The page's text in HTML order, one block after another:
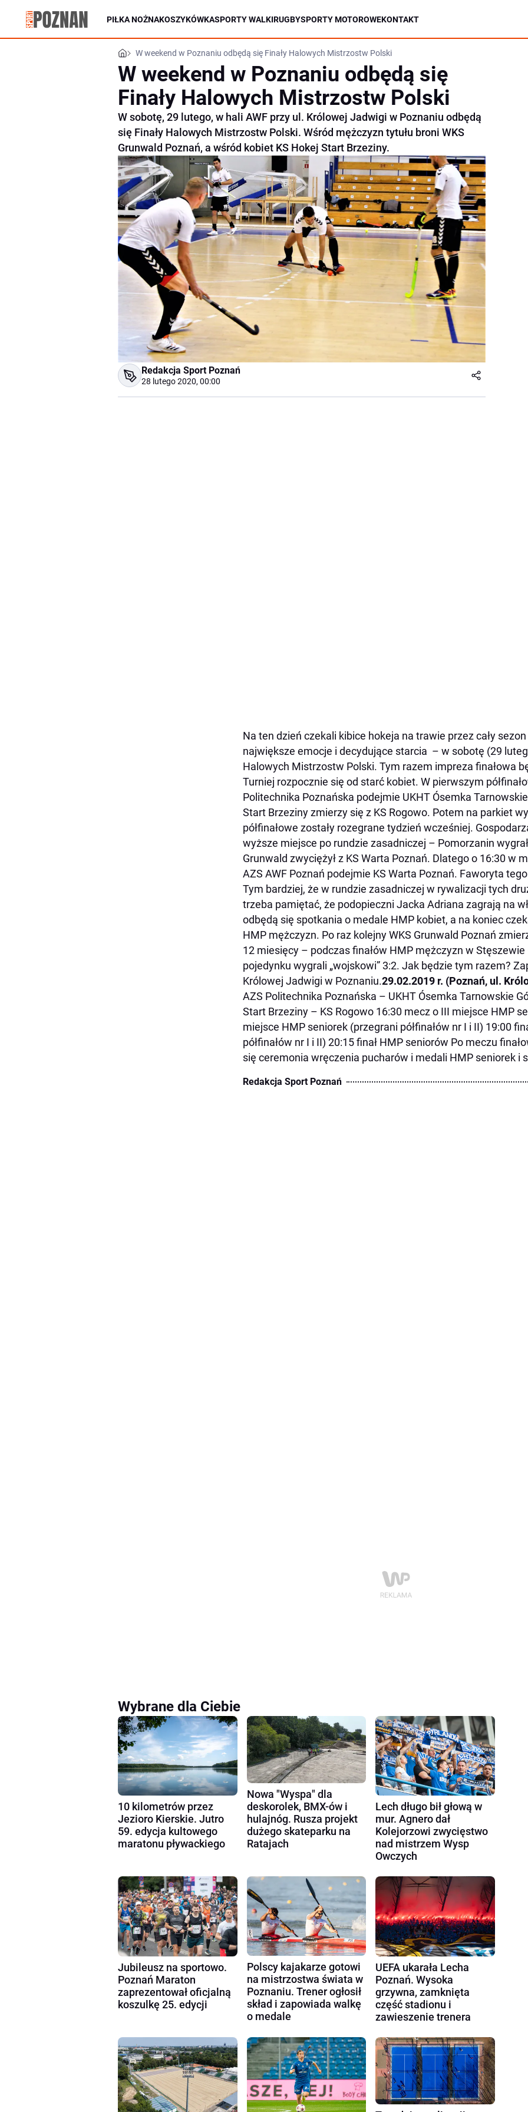
PIŁKA NOŻNAKOSZYKÓWKASPORTY WALKIRUGBYSPORTY MOTOROWEKONTAKT
W weekend w Poznaniu odbędą się Finały Halowych Mistrzostw Polski
W weekend w Poznaniu odbędą się
Finały Halowych Mistrzostw Polski
W sobotę, 29 lutego, w hali AWF przy ul. Królowej Jadwigi w Poznaniu odbędą
się Finały Halowych Mistrzostw Polski. Wśród mężczyzn tytułu broni WKS
Grunwald Poznań, a wśród kobiet KS Hokej Start Brzeziny.
Redakcja Sport Poznań
28 lutego 2020, 00:00
Na ten dzień czekali kibice hokeja na trawie przez cały
największe emocje i decydujące starcia – w sobotę (29
Halowych Mistrzostw Polski. Tym razem impreza finałowa
Turniej rozpocznie się od starć kobiet. W pierwszym
Politechnika Poznańska podejmie UKHT Ósemka
Start Brzeziny zmierzy się z KS Rogowo. Potem na parkiet
półfinałowe zostały rozegrane tydzień wcześniej.
wyższe miejsce po rundzie zasadniczej – Pomorzanin
Grunwald zwyciężył z KS Warta Poznań. Dlatego o 16:30 w
AZS AWF Poznań podejmie KS Warta Poznań. Faworyta
Tym bardziej, że w rundzie zasadniczej w rywalizacji tych
trzeba pamiętać, że podopieczni Jacka Adriana zagrają na
odbędą się spotkania o medale HMP kobiet, a na koniec
HMP mężczyzn. Po raz kolejny WKS Grunwald Poznań
12 miesięcy – podczas finałów HMP mężczyzn w
pojedynku wygrali „wojskowi” 3:2. Jak będzie tym razem?
Królowej Jadwigi w Poznaniu.29.02.2019 r. (Poznań, ul.
AZS Politechnika Poznańska – UKHT Ósemka Tarnowskie
Start Brzeziny – KS Rogowo 16:30 mecz o III miejsce HMP
miejsce HMP seniorek (przegrani półfinałów nr I i II) 19:00
półfinałów nr I i II) 20:15 finał HMP seniorów Po meczu
się ceremonia wręczenia pucharów i medali HMP seniorek i
Redakcja Sport Poznań
Wybrane dla Ciebie
10 kilometrów przez
Jezioro Kierskie. Jutro
59. edycja kultowego
maratonu pływackiego
Nowa "Wyspa" dla
deskorolek, BMX-ów i
hulajnóg. Rusza projekt
dużego skateparku na
Ratajach
Lech długo bił głową w
mur. Agnero dał
Kolejorzowi zwycięstwo
nad mistrzem Wysp
Owczych
Jubileusz na sportowo.
Poznań Maraton
zaprezentował oficjalną
koszulkę 25. edycji
Polscy kajakarze gotowi
na mistrzostwa świata w
Poznaniu. Trener ogłosił
skład i zapowiada walkę
o medale
UEFA ukarała Lecha
Poznań. Wysoka
grzywna, zamknięta
część stadionu i
zawieszenie trenera